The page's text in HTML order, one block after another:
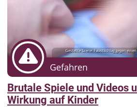
Gestellte Szene: Faustschlag gegen
Gefahren
Brutale Spiele und Videos
Wirkung auf Kinder